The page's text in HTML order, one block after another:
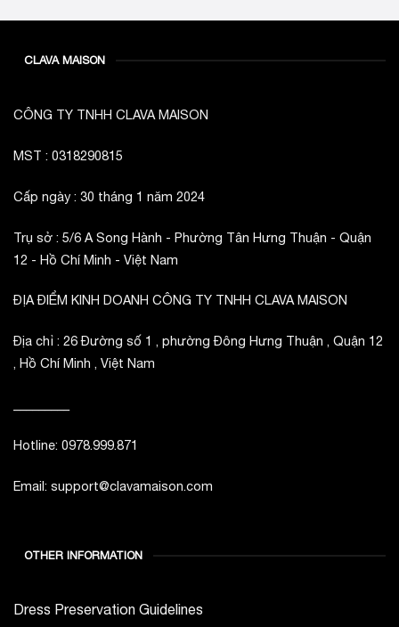
CLAVA MAISON
CÔNG TY TNHH CLAVA MAISON
MST : 0318290815
Cấp ngày : 30 tháng 1 năm 2024
Trụ sở : 5/6 A Song Hành - Phường Tân Hưng Thuận - Quận
12 - Hồ Chí Minh - Việt Nam
ĐỊA ĐIỂM KINH DOANH CÔNG TY TNHH CLAVA MAISON
Địa chỉ : 26 Đường số 1 , phường Đông Hưng Thuận , Quận 12
, Hồ Chí Minh , Việt Nam
Hotline: 0978.999.871
Email: support@clavamaison.com
OTHER INFORMATION
Dress Preservation Guidelines